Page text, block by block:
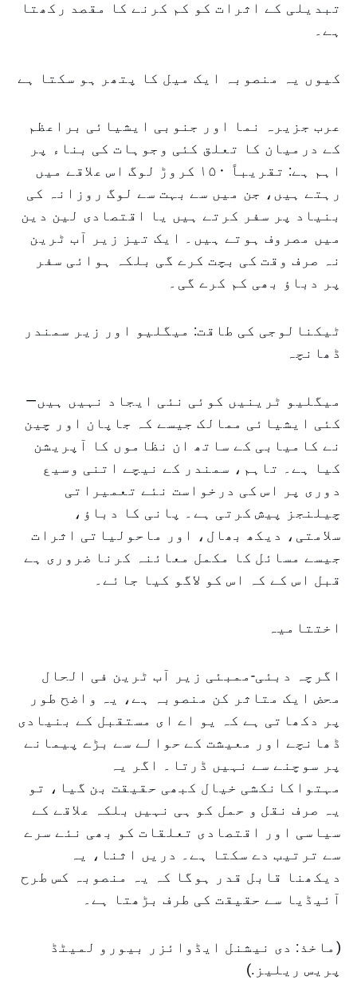
تبدیلی کے اثرات کو کم کرنے کا مقصد رکھتا
ہے۔
کیوں یہ منصوبہ ایک میل کا پتھر ہو سکتا ہے
عرب جزیرہ نما اور جنوبی ایشیائی براعظم
کے درمیان کا تعلق کئی وجوہات کی بناء پر
اہم ہے: تقریباً ۱۵۰ کروڑ لوگ اس علاقے میں
رہتے ہیں، جن میں سے بہت سے لوگ روزانہ کی
بنیاد پر سفر کرتے ہیں یا اقتصادی لین دین
میں مصروف ہوتے ہیں۔ ایک تیز زیر آب ٹرین
نہ صرف وقت کی بچت کرے گی بلکہ ہوائی سفر
پر دباؤ بھی کم کرے گی۔
ٹیکنالوجی کی طاقت: میگلیو اور زیر سمندر
ڈھانچہ
میگلیو ٹرینیں کوئی نئی ایجاد نہیں ہیں—
کئی ایشیائی ممالک جیسے کہ جاپان اور چین
نے کامیابی کے ساتھ ان نظاموں کا آپریشن
کیا ہے۔ تاہم، سمندر کے نیچے اتنی وسیع
دوری پر اس کی درخواست نئے تعمیراتی
چیلنجز پیش کرتی ہے۔ پانی کا دباؤ،
سلامتی، دیکھ بھال، اور ماحولیاتی اثرات
جیسے مسائل کا مکمل معائنہ کرنا ضروری ہے
قبل اس کے کہ اس کو لاگو کیا جائے۔
اختتامیہ
اگرچہ دبئی-ممبئی زیر آب ٹرین فی الحال
محض ایک متاثر کن منصوبہ ہے، یہ واضح طور
پر دکھاتی ہے کہ یو اے ای مستقبل کے بنیادی
ڈھانچے اور معیشت کے حوالے سے بڑے پیمانے
پر سوچنے سے نہیں ڈرتا۔ اگر یہ
مہتواکانکشی خیال کبھی حقیقت بن گیا، تو
یہ صرف نقل و حمل کو ہی نہیں بلکہ علاقے کے
سیاسی اور اقتصادی تعلقات کو بھی نئے سرے
سے ترتیب دے سکتا ہے۔ دریں اثنا، یہ
دیکھنا قابل قدر ہوگا کہ یہ منصوبہ کس طرح
آئیڈیا سے حقیقت کی طرف بڑھتا ہے۔
(ماخذ: دی نیشنل ایڈوائزر بیورو لمیٹڈ
پریس ریلیز.)